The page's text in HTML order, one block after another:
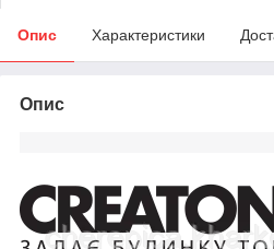
Опис Характеристики
Опис